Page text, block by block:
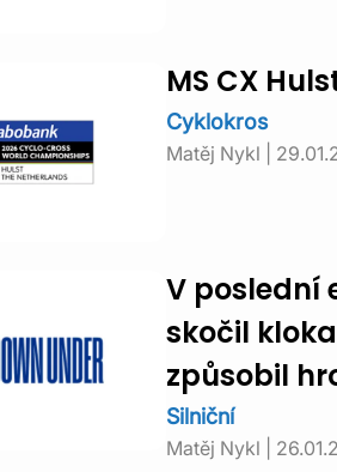
MS CX
Cyklokros
Matěj Nykl
V poslední
skočil
způsobil
Silniční
Matěj Nykl